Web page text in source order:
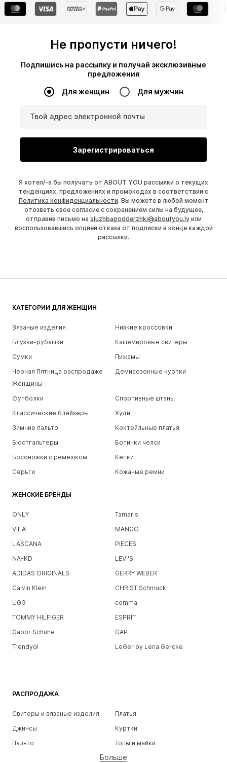
Не пропусти ничего!
Подпишись на рассылку и получай эксклюзивные
предложения
Для женщин Для мужчин
Твой адрес электронной почты
Зарегистрироваться
Я хотел/-а бы получать от ABOUT YOU рассылки о текущих
тенденциях, предложениях и промокодах в соответствии с
Политика конфиденциальности. Вы можете в любой момент
отозвать свое согласие с сохранением силы на будущее,
отправив письмо на sluzhbapodderzhki@aboutyou.lvили
воспользовавшись опцией отказа от подписки в конце каждой
рассылки.
КАТЕГОРИИ ДЛЯ ЖЕНЩИН
Вязаные изделия
Низкие кроссовки
Блузки-рубашки
Кашемировые свитеры
Сумки
Пижамы
Черная Пятница распродаже
Женщины
Демисезонные куртки
Футболки
Спортивные штаны
Классические блейзеры
Худи
Зимние пальто
Коктейльные платья
Бюстгальтеры
Ботинки челси
Босоножки с ремешком
Кепки
Серьги
Кожаные ремни
ЖЕНСКИЕ БРЕНДЫ
ONLY
Tamaris
VILA
MANGO
LASCANA
PIECES
NA-KD
LEVI'S
ADIDAS ORIGINALS
GERRY WEBER
Calvin Klein
CHRIST Schmuck
UGG
comma
TOMMY HILFIGER
ESPRIT
Gabor Schuhe
GAP
Trendyol
LeGer by Lena Gercke
РАСПРОДАЖА
Свитеры и вязаные изделия
Платья
Джинсы
Куртки
Пальто
Топы и майки
Белье
Больше